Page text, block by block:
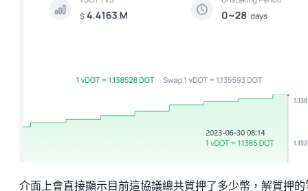
介面上會直接顯示目前這協議總共質押了多少幣，解質押的